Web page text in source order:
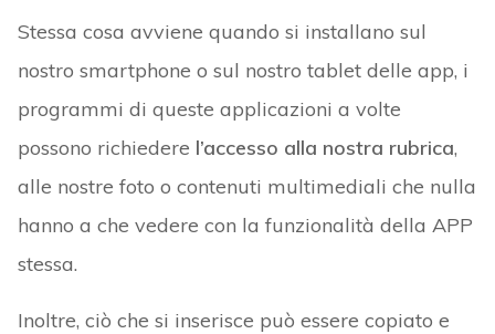
Stessa cosa avviene quando si installano sul
nostro smartphone o sul nostro tablet delle app, i
programmi di queste applicazioni a volte
possono richiedere l’accesso alla nostra rubrica,
alle nostre foto o contenuti multimediali che nulla
hanno a che vedere con la funzionalità della APP
stessa.
Inoltre, ciò che si inserisce può essere copiato e